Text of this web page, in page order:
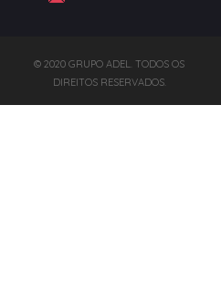
© 2020 GRUPO ADEL. TODOS OS
DIREITOS RESERVADOS.